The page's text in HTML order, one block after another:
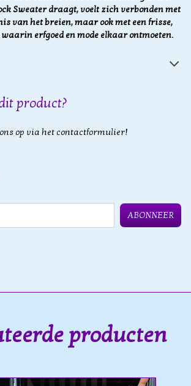
Sweater draagt, voelt zich verbonden met
van het breien, maar ook met een frisse,
erfgoed en mode elkaar ontmoeten.
product?
op via het contactformulier!
ABONNEER
producten